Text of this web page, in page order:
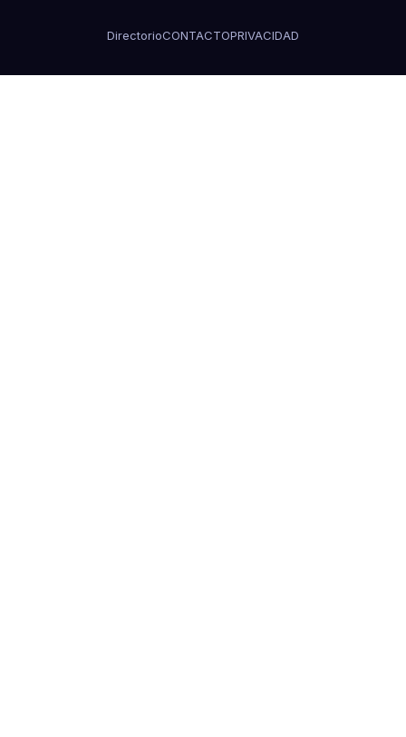
DirectorioCONTACTOPRIVACIDAD